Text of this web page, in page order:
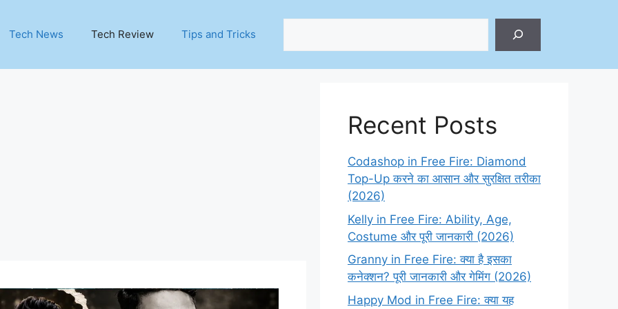
Tech News Tech Review Tips and Tricks
Recent Posts
Codashop in Free Fire: Diamond
Top-Up करने का आसान और सुरक्षित तरीका
(2026)
Kelly in Free Fire: Ability, Age,
Costume और पूरी जानकारी (2026)
Granny in Free Fire: क्या है इसका
कनेक्शन? पूरी जानकारी और गेमिंग (2026)
Happy Mod in Free Fire: क्या यह